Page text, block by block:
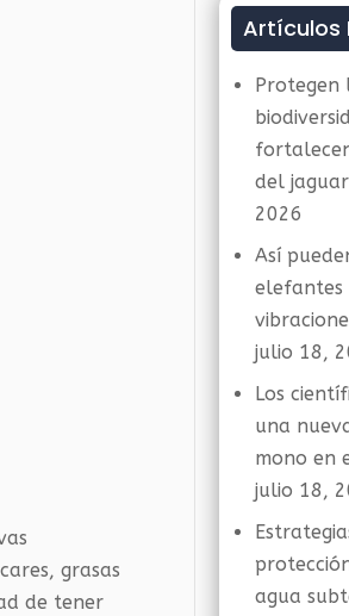
grasas
de tener
Artículos
Protegen
del jaguar
2026
Así
elefantes
julio 18,
Los
una
mono en
julio 18,
agua